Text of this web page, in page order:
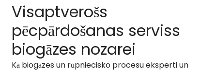
Visaptverošs
pēcpārdošanas serviss
biogāzes nozarei
Kā biogāzes un rūpniecisko procesu eksperti un